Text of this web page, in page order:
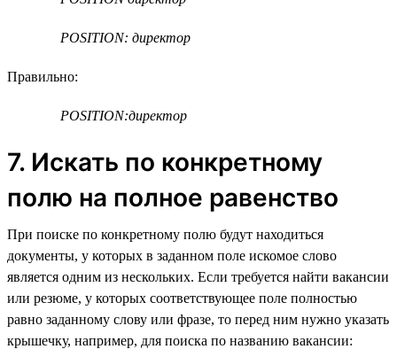
POSITION: директор
Правильно:
POSITION:директор
7. Искать по конкретному
полю на полное равенство
При поиске по конкретному полю будут находиться
документы, у которых в заданном поле искомое слово
является одним из нескольких. Если требуется найти вакансии
или резюме, у которых соответствующее поле полностью
равно заданному слову или фразе, то перед ним нужно указать
крышечку, например, для поиска по названию вакансии: